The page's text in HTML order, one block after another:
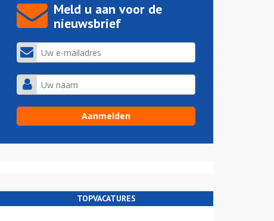
Meld u aan voor de
nieuwsbrief
TOPVACATURES